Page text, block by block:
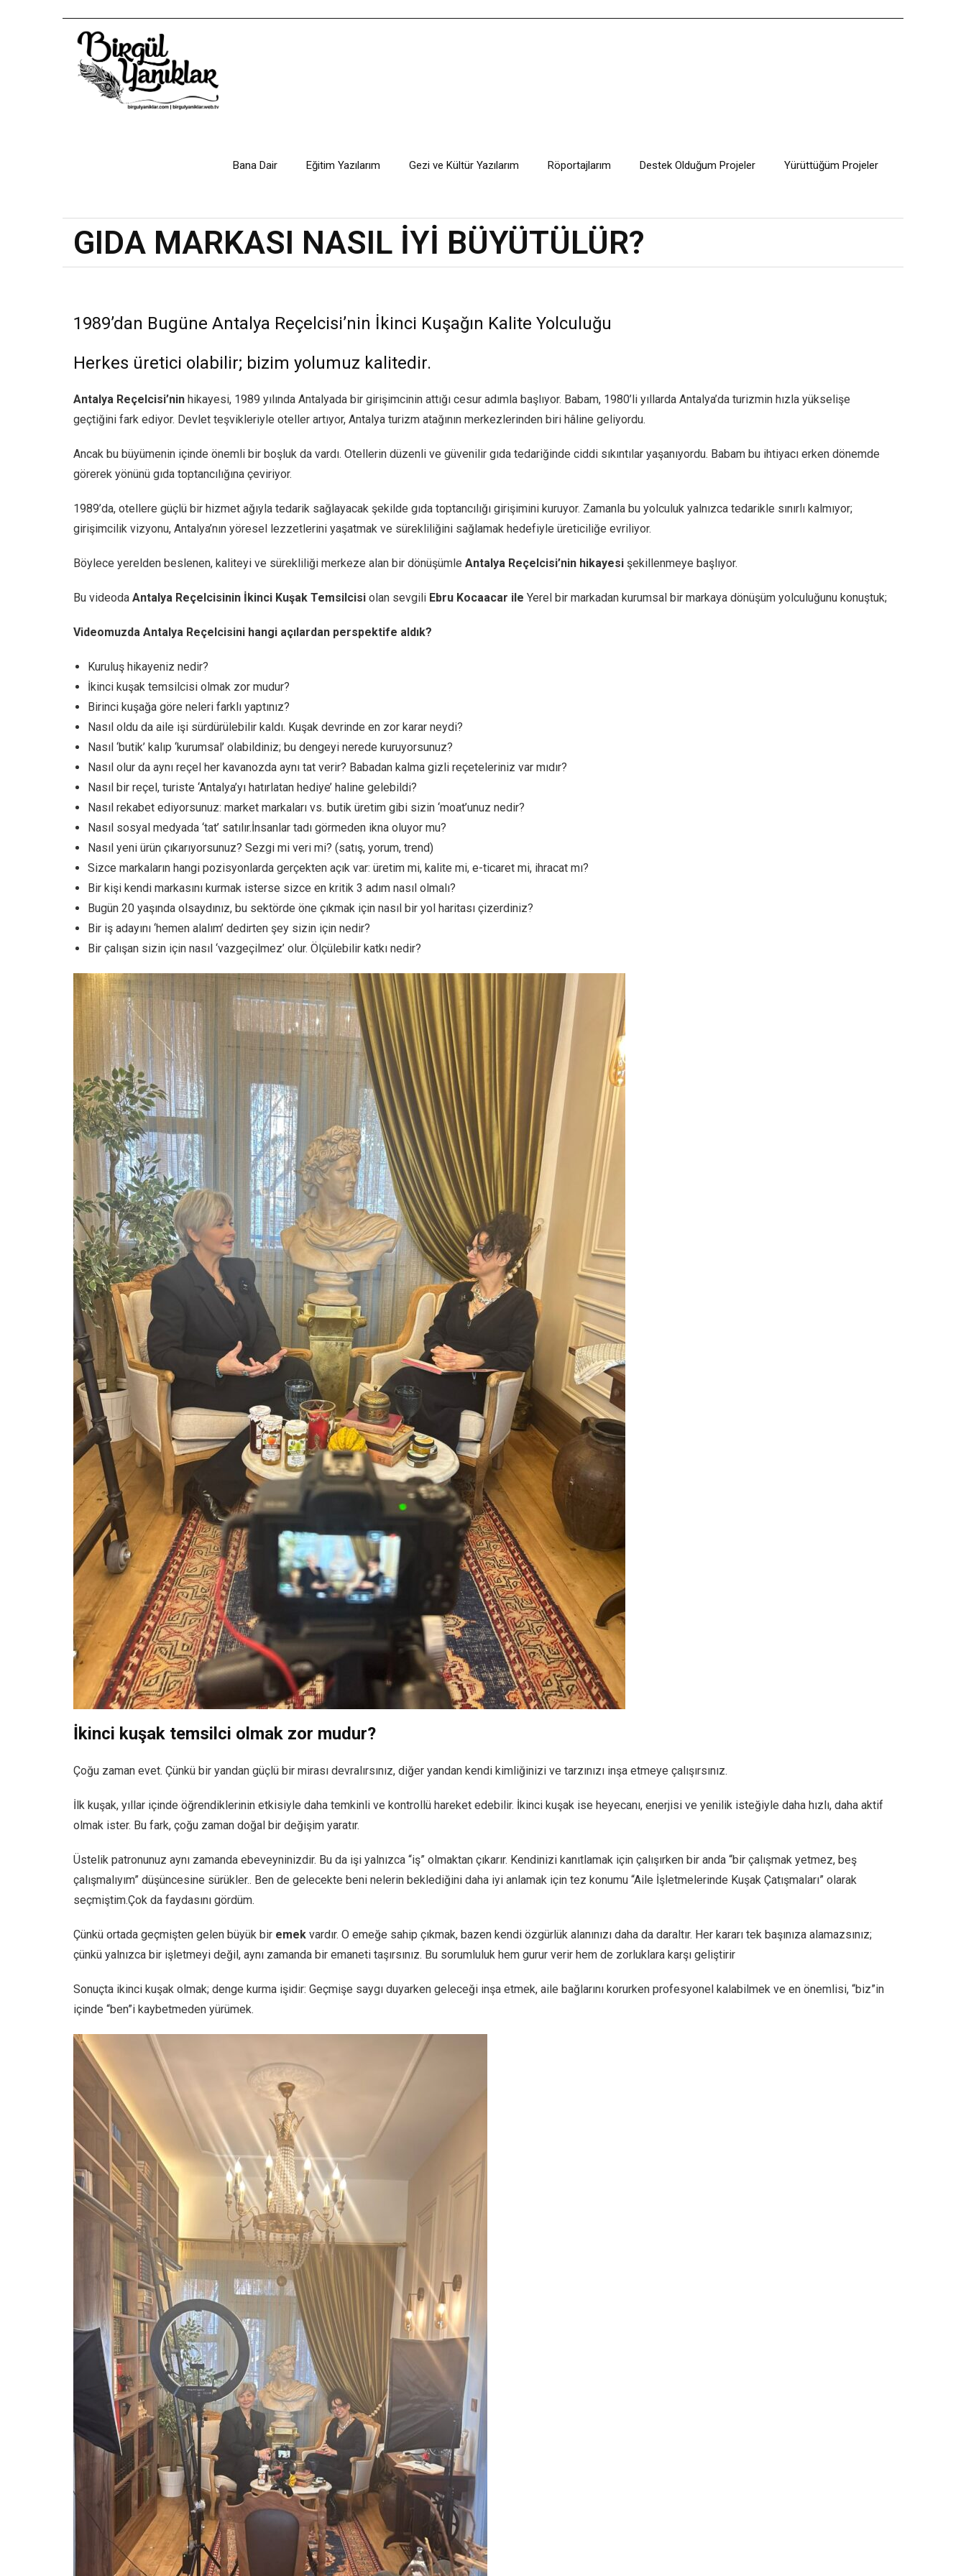
Bana Dair Eğitim Yazılarım Gezi ve Kültür Yazılarım Röportajlarım Destek Olduğum Projeler Yürüttüğüm Projeler
GIDA MARKASI NASIL İYİ BÜYÜTÜLÜR?
1989’dan Bugüne Antalya Reçelcisi’nin İkinci Kuşağın Kalite Yolculuğu
Herkes üretici olabilir; bizim yolumuz kalitedir.
Antalya Reçelcisi’nin hikayesi, 1989 yılında Antalyada bir girişimcinin attığı cesur adımla başlıyor. Babam, 1980’li yıllarda Antalya’da turizmin hızla yükselişe
geçtiğini fark ediyor. Devlet teşvikleriyle oteller artıyor, Antalya turizm atağının merkezlerinden biri hâline geliyordu.
Ancak bu büyümenin içinde önemli bir boşluk da vardı. Otellerin düzenli ve güvenilir gıda tedariğinde ciddi sıkıntılar yaşanıyordu. Babam bu ihtiyacı erken dönemde
görerek yönünü gıda toptancılığına çeviriyor.
1989’da, otellere güçlü bir hizmet ağıyla tedarik sağlayacak şekilde gıda toptancılığı girişimini kuruyor. Zamanla bu yolculuk yalnızca tedarikle sınırlı kalmıyor;
girişimcilik vizyonu, Antalya’nın yöresel lezzetlerini yaşatmak ve sürekliliğini sağlamak hedefiyle üreticiliğe evriliyor.
Böylece yerelden beslenen, kaliteyi ve sürekliliği merkeze alan bir dönüşümle Antalya Reçelcisi’nin hikayesi şekillenmeye başlıyor.
Bu videoda Antalya Reçelcisinin İkinci Kuşak Temsilcisi olan sevgili Ebru Kocaacar ile Yerel bir markadan kurumsal bir markaya dönüşüm yolculuğunu konuştuk;
Videomuzda Antalya Reçelcisini hangi açılardan perspektife aldık?
Kuruluş hikayeniz nedir?
İkinci kuşak temsilcisi olmak zor mudur?
Birinci kuşağa göre neleri farklı yaptınız?
Nasıl oldu da aile işi sürdürülebilir kaldı. Kuşak devrinde en zor karar neydi?
Nasıl ‘butik’ kalıp ‘kurumsal’ olabildiniz; bu dengeyi nerede kuruyorsunuz?
Nasıl olur da aynı reçel her kavanozda aynı tat verir? Babadan kalma gizli reçeteleriniz var mıdır?
Nasıl bir reçel, turiste ‘Antalya’yı hatırlatan hediye’ haline gelebildi?
Nasıl rekabet ediyorsunuz: market markaları vs. butik üretim gibi sizin ‘moat’unuz nedir?
Nasıl sosyal medyada ‘tat’ satılır.İnsanlar tadı görmeden ikna oluyor mu?
Nasıl yeni ürün çıkarıyorsunuz? Sezgi mi veri mi? (satış, yorum, trend)
Sizce markaların hangi pozisyonlarda gerçekten açık var: üretim mi, kalite mi, e-ticaret mi, ihracat mı?
Bir kişi kendi markasını kurmak isterse sizce en kritik 3 adım nasıl olmalı?
Bugün 20 yaşında olsaydınız, bu sektörde öne çıkmak için nasıl bir yol haritası çizerdiniz?
Bir iş adayını ‘hemen alalım’ dedirten şey sizin için nedir?
Bir çalışan sizin için nasıl ‘vazgeçilmez’ olur. Ölçülebilir katkı nedir?
İkinci kuşak temsilci olmak zor mudur?
Çoğu zaman evet. Çünkü bir yandan güçlü bir mirası devralırsınız, diğer yandan kendi kimliğinizi ve tarzınızı inşa etmeye çalışırsınız.
İlk kuşak, yıllar içinde öğrendiklerinin etkisiyle daha temkinli ve kontrollü hareket edebilir. İkinci kuşak ise heyecanı, enerjisi ve yenilik isteğiyle daha hızlı, daha aktif
olmak ister. Bu fark, çoğu zaman doğal bir değişim yaratır.
Üstelik patronunuz aynı zamanda ebeveyninizdir. Bu da işi yalnızca “iş” olmaktan çıkarır. Kendinizi kanıtlamak için çalışırken bir anda “bir çalışmak yetmez, beş
çalışmalıyım” düşüncesine sürükler.. Ben de gelecekte beni nelerin beklediğini daha iyi anlamak için tez konumu “Aile İşletmelerinde Kuşak Çatışmaları” olarak
seçmiştim.Çok da faydasını gördüm.
Çünkü ortada geçmişten gelen büyük bir emek vardır. O emeğe sahip çıkmak, bazen kendi özgürlük alanınızı daha da daraltır. Her kararı tek başınıza alamazsınız;
çünkü yalnızca bir işletmeyi değil, aynı zamanda bir emaneti taşırsınız. Bu sorumluluk hem gurur verir hem de zorluklara karşı geliştirir
Sonuçta ikinci kuşak olmak; denge kurma işidir: Geçmişe saygı duyarken geleceği inşa etmek, aile bağlarını korurken profesyonel kalabilmek ve en önemlisi, “biz”in
içinde “ben”i kaybetmeden yürümek.